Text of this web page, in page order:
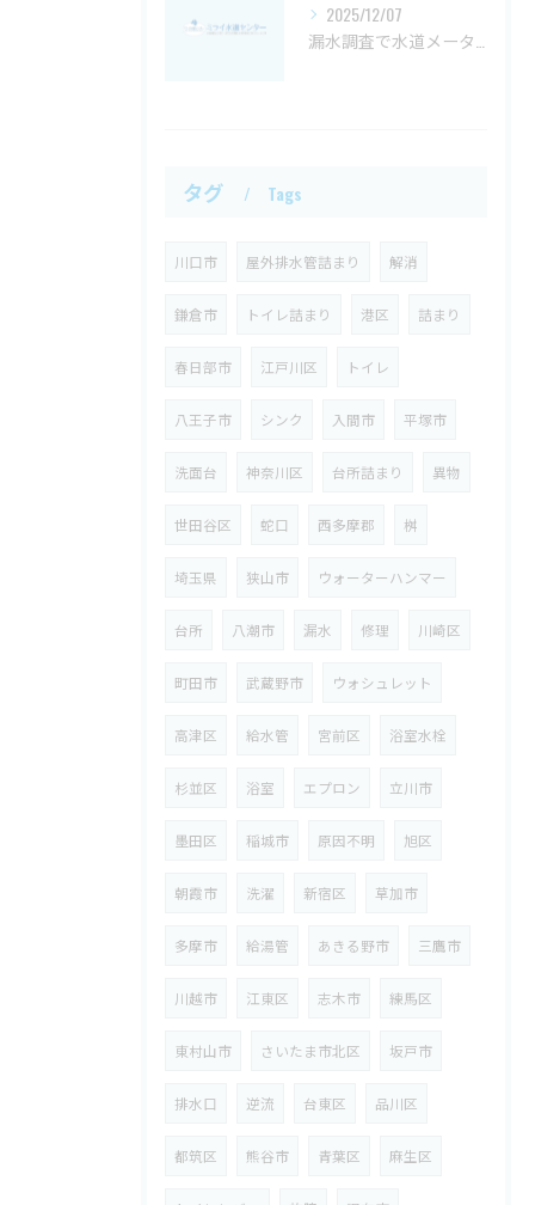
2025/12/07
漏水調査で水道メーターが動いているときの原因とチェック方法を詳しく解説
タグ Tags
川口市 屋外排水管詰まり 解消
鎌倉市 トイレ詰まり 港区 詰まり
春日部市 江戸川区 トイレ
八王子市 シンク 入間市 平塚市
洗面台 神奈川区 台所詰まり 異物
世田谷区 蛇口 西多摩郡 桝
埼玉県 狭山市 ウォーターハンマー
台所 八潮市 漏水 修理 川崎区
町田市 武蔵野市 ウォシュレット
高津区 給水管 宮前区 浴室水栓
杉並区 浴室 エプロン 立川市
墨田区 稲城市 原因不明 旭区
朝霞市 洗濯 新宿区 草加市
多摩市 給湯管 あきる野市 三鷹市
川越市 江東区 志木市 練馬区
東村山市 さいたま市北区 坂戸市
排水口 逆流 台東区 品川区
都筑区 熊谷市 青葉区 麻生区